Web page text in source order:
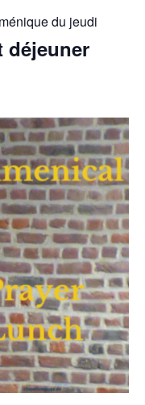
du jeudi
déjeuner